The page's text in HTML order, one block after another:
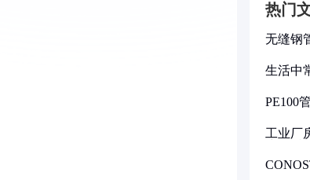
热门
无缝钢
生活中
PE100
工业厂